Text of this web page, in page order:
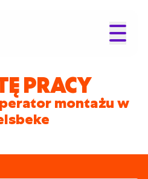
PRACY
montażu w